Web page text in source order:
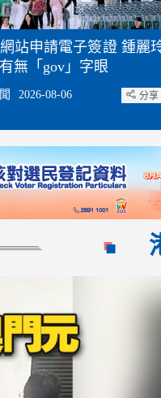
站申請電子簽證 鍾麗
無「gov」字眼
2026-08-06 分享